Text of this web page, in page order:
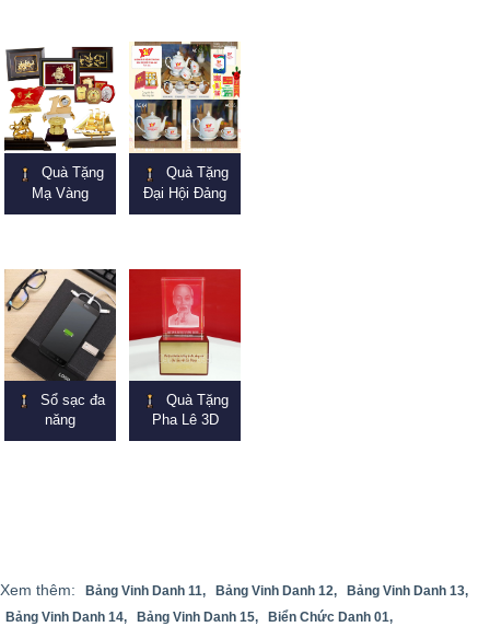
Quà Tặng
Mạ Vàng
Quà Tặng
Đại Hội Đảng
Sổ sạc đa
năng
Quà Tặng
Pha Lê 3D
Xem thêm: Bảng Vinh Danh 11, Bảng Vinh Danh 12,
Bảng Vinh Danh 13,
Bảng Vinh Danh 14,
Bảng Vinh Danh 15,
Biển Chức Danh 01,